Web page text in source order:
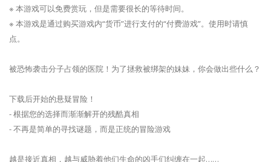
※ 本游戏可以免费赏玩，但是需要很长的等待时间。
※ 本游戏是通过购买游戏内“货币”进行支付的“付费游戏”。使用时请慎
点。
被恐怖袭击分子占领的医院！为了拯救被绑架的妹妹，你会做出些什么？
下载后开始的悬疑冒险！
- 根据您的选择而渐渐解开的残酷真相
- 不再是简单的寻找谜题，而是正统的冒险游戏
越是接近真相，越与威胁着他们生命的凶手们纠缠在一起……